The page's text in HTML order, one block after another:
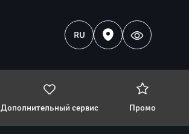
RU
Дополнительный сервис Промо